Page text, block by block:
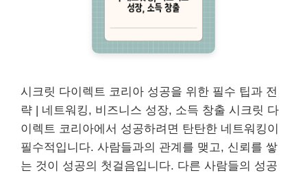
시크릿 다이렉트 코리아 성공을 위한 필수 팁과 전
략 | 네트워킹, 비즈니스 성장, 소득 창출 시크릿 다
이렉트 코리아에서 성공하려면 탄탄한 네트워킹이
필수적입니다. 사람들과의 관계를 맺고, 신뢰를 쌓
는 것이 성공의 첫걸음입니다. 다른 사람들의 성공